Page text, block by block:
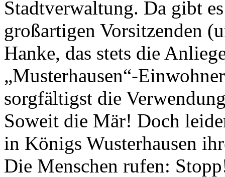
Stadtverwaltung. Da gibt
großartigen Vorsitzenden
Hanke, das stets die
„Musterhausen“-
sorgfältigst die
Soweit die Mär! Doch
in Königs Wusterhausen
Die Menschen rufen: